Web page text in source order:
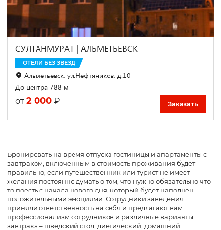
СУЛТАНМУРАТ | АЛЬМЕТЬЕВСК
ОТЕЛИ БЕЗ ЗВЕЗД
Альметьевск, ул.Нефтяников, д.10
До центра 788 м
от 2 000 ₽ Заказать
Бронировать на время отпуска гостиницы и апартаменты с
завтраком, включенным в стоимость проживания будет
правильно, если путешественник или турист не имеет
желания постоянно думать о том, что нужно обязательно что-
то поесть с начала нового дня, который будет наполнен
положительными эмоциями. Сотрудники заведения
приняли ответственность на себя и предлагают вам
профессионализм сотрудников и различные варианты
завтрака – шведский стол, диетический, домашний.